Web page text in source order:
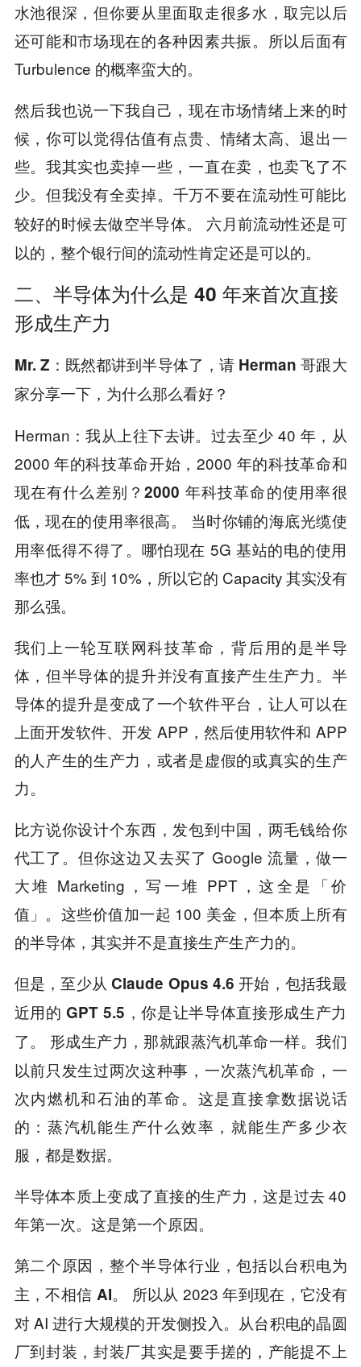
水池很深，但你要从里面取走很多水，取完以后
还可能和市场现在的各种因素共振。所以后面有
Turbulence 的概率蛮大的。
然后我也说一下我自己，现在市场情绪上来的时
候，你可以觉得估值有点贵、情绪太高、退出一
些。我其实也卖掉一些，一直在卖，也卖飞了不
少。但我没有全卖掉。 千万不要在流动性可能比
较好的时候去做空半导体。
六月前流动性还是可
以的，整个银行间的流动性肯定还是可以的。
二、半导体为什么是 40 年来首次直接
形成生产力
Mr. Z：既然都讲到半导体了，请 Herman 哥跟大
家分享一下，为什么那么看好？
Herman：我从上往下去讲。过去至少 40 年，从
2000 年的科技革命开始，2000 年的科技革命和
现在有什么差别？2000 年科技革命的使用率很
低，现在的使用率很高。
当时你铺的海底光缆使
用率低得不得了。哪怕现在 5G 基站的电的使用
率也才 5% 到 10%，所以它的 Capacity 其实没有
那么强。
我们上一轮互联网科技革命，背后用的是半导
体，但半导体的提升并没有直接产生生产力。半
导体的提升是变成了一个软件平台，让人可以在
上面开发软件、开发 APP，然后使用软件和 APP
的人产生的生产力，或者是虚假的或真实的生产
力。
比方说你设计个东西，发包到中国，两毛钱给你
代工了。但你这边又去买了 Google 流量，做一
大堆 Marketing，写一堆 PPT，这全是「价
值」。这些价值加一起 100 美金，但本质上所有
的半导体，其实并不是直接生产生产力的。
但是，至少从 Claude Opus 4.6 开始，包括我最
近用的 GPT 5.5，你是让半导体直接形成生产力
了。
形成生产力，那就跟蒸汽机革命一样。我们
以前只发生过两次这种事，一次蒸汽机革命，一
次内燃机和石油的革命。这是直接拿数据说话
的：蒸汽机能生产什么效率，就能生产多少衣
服，都是数据。
半导体本质上变成了直接的生产力，这是过去 40
年第一次。这是第一个原因。
第二个原因，整个半导体行业，包括以台积电为
主，不相信 AI。
所以从 2023 年到现在，它没有
对 AI 进行大规模的开发侧投入。从台积电的晶圆
厂到封装，封装厂其实是要手搓的，产能提不上